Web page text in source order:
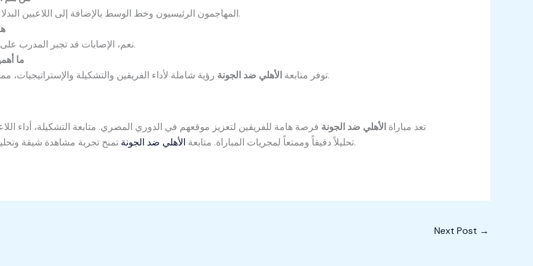
المهاجمون الرئيسيون وخط الوسط بالإضافة إلى اللاعبين البدلاء الذين قد يغيرون مجريات المباراة.
نعم، الإصابات قد تجبر المدرب على إدخال بدلاء لتعويض أي غياب مؤثر.
ما
توفر متابعةالأهلي ضد الجونة رؤية شاملة لأداء الفريقين والتشكيلة والإستراتيجيات، مما يزيد من تجربة المشاهدة والتحليل.
تعد مباراةالأهلي ضد الجونة فرصة هامة للفريقين لتعزيز موقعهم في الدوري المصري. متابعة التشكيلة، أداء
تحليلاً دقيقاً وممتعاً لمجريات المباراة. متابعة الأهلي ضد الجونة تمنح تجربة مشاهدة شيقة وتحليل مفصل للجانب التكتيكي والبدني للاعبين.
Next Post →